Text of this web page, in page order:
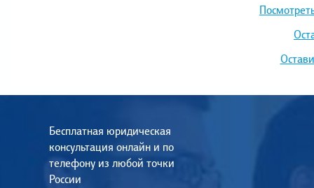
Бесплатная юридическая
консультация онлайн и по
телефону из любой точки
России